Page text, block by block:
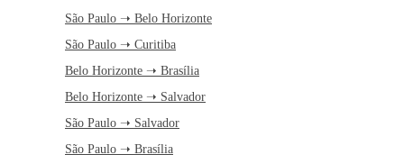
São Paulo ➝ Belo Horizonte
São Paulo ➝ Curitiba
Belo Horizonte ➝ Brasília
Belo Horizonte ➝ Salvador
São Paulo ➝ Salvador
São Paulo ➝ Brasília